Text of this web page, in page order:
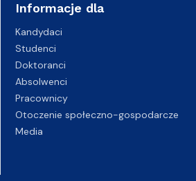
Informacje dla
Kandydaci
Studenci
Doktoranci
Absolwenci
Pracownicy
Otoczenie społeczno-gospodarcze
Media